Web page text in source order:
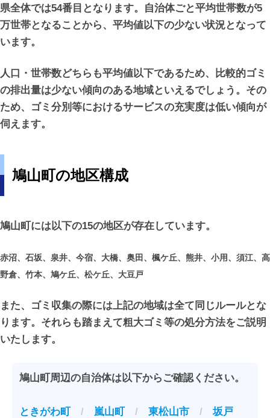
県全体では54番目となります。自治体ごと平均世帯数が5
万世帯となることから、平均値以下の少ない状況となって
います。
人口・世帯数どちらも平均値以下であるため、比較的ゴミ
の排出量は少ない傾向のある地域といえるでしょう。その
ため、ゴミ分別等におけるサービスの充実度は低い傾向が
伺えます。
鳩山町の地区構成
鳩山町には以下の15の地区が存在しています。
赤沼、石坂、泉井、今宿、大橋、奥田、楓ケ丘、熊井、小用、須江、高
野倉、竹本、鳩ケ丘、松ケ丘、大豆戸
また、ゴミ収集の際には上記の地域は全て同じルールとな
ります。それらも踏まえて粗大ゴミ等の処分方法をご説明
いたします。
鳩山町周辺の自治体は以下からご確認ください。
ときがわ町/ 嵐山町/ 東松山市 / 坂戸